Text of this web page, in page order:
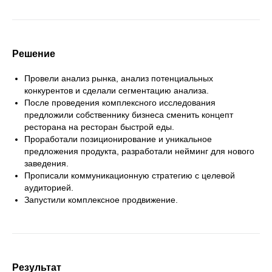
Решение
Провели анализ рынка, анализ потенциальных
конкурентов и сделали сегментацию анализа.
После проведения комплексного исследования
предложили собственнику бизнеса сменить концепт
ресторана на ресторан быстрой еды.
Проработали позиционирование и уникальное
предложения продукта, разработали нейминг для нового
заведения.
Прописали коммуникационную стратегию с целевой
аудиторией.
Запустили комплексное продвижение.
Результат